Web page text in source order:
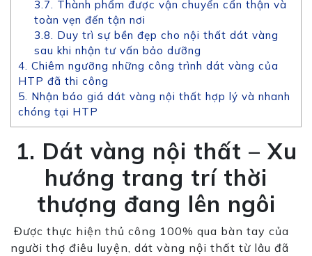
3.7. Thành phẩm được vận chuyển cẩn thận và
toàn vẹn đến tận nơi
3.8. Duy trì sự bền đẹp cho nội thất dát vàng
sau khi nhận tư vấn bảo dưỡng
4. Chiêm ngưỡng những công trình dát vàng của
HTP đã thi công
5. Nhận báo giá dát vàng nội thất hợp lý và nhanh
chóng tại HTP
1. Dát vàng nội thất – Xu
hướng trang trí thời
thượng đang lên ngôi
Được thực hiện thủ công 100% qua bàn tay của
người thợ điêu luyện, dát vàng nội thất từ lâu đã